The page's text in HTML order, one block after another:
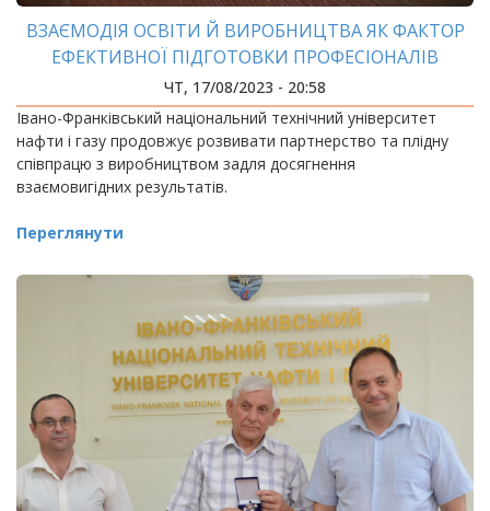
ВЗАЄМОДІЯ ОСВІТИ Й ВИРОБНИЦТВА ЯК ФАКТОР
ЕФЕКТИВНОЇ ПІДГОТОВКИ ПРОФЕСІОНАЛІВ
ЧТ, 17/08/2023 - 20:58
Івано-Франківський національний технічний університет
нафти і газу продовжує розвивати партнерство та плідну
співпрацю з виробництвом задля досягнення
взаємовигідних результатів.
Переглянути